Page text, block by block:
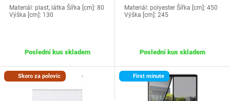
Materiál: plast, látka Šířka [cm]: 80
Výška [cm]: 130
Poslední kus skladem
Materiál: polyester Šířka [cm]: 450
Výška [cm]: 245
Poslední kus skladem
Skoro za polovic First minute